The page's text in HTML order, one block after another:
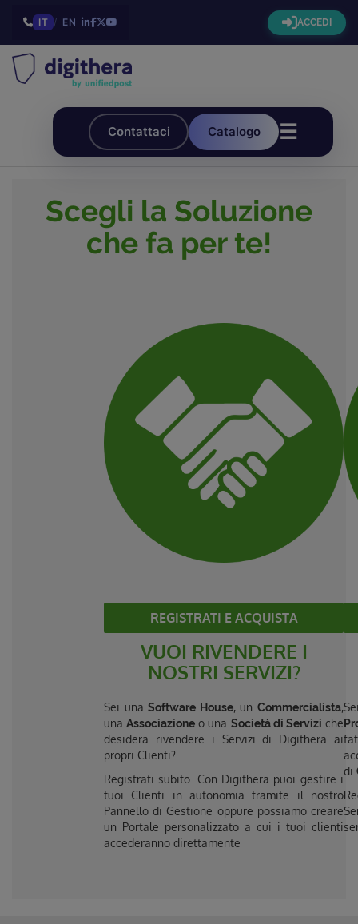
IT / EN ACCEDI
Contattaci Catalogo ☰
Scegli la Soluzione
che fa per te!
REGISTRATI E ACQUISTA
VUOI RIVENDERE I
NOSTRI SERVIZI?
Sei unaSoftware House, unCommercialista,
unaAssociazione o una Società di Servizi che
desidera rivendere i Servizi di Digithera ai
propri Clienti?
Registrati subito. Con Digithera puoi gestire i
tuoi Clienti in autonomia tramite il nostro
Pannello di Gestione oppure possiamo creare
un Portale personalizzato a cui i tuoi clienti
accederanno direttamente
di